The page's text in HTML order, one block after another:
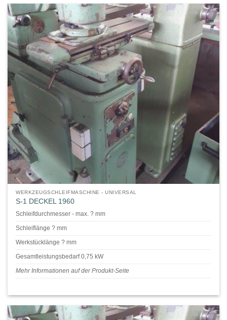
WERKZEUGSCHLEIFMASCHINE - UNIVERSAL
S-1 DECKEL 1960
Schleifdurchmesser - max. ? mm
Schleiflänge ? mm
Werkstücklänge ? mm
Gesamtleistungsbedarf 0,75 kW
Mehr Informationen auf der Produkt-Seite